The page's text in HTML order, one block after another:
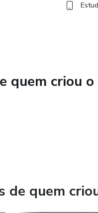
quem criou
de quem